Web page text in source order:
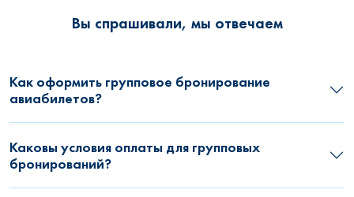
Вы спрашивали, мы отвечаем
Как оформить групповое бронирование
авиабилетов?
Каковы условия оплаты для групповых
бронирований?